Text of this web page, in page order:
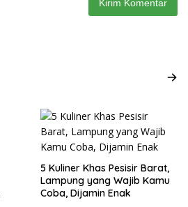
5 Kuliner Khas Pesisir Barat,
Lampung yang Wajib Kamu
Coba, Dijamin Enak